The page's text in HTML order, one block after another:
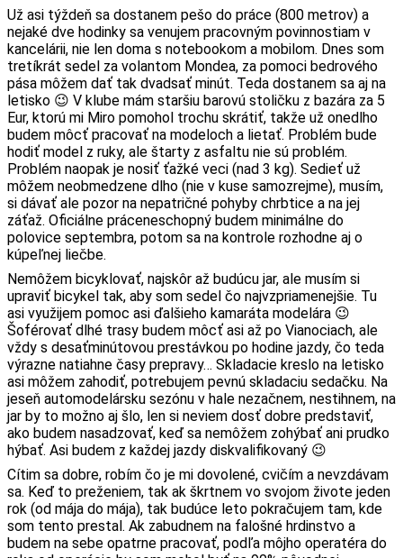
Už asi týždeň sa dostanem pešo do práce (800 metrov) a
nejaké dve hodinky sa venujem pracovným povinnostiam v
kancelárii, nie len doma s notebookom a mobilom. Dnes som
tretíkrát sedel za volantom Mondea, za pomoci bedrového
pása môžem dať tak dvadsať minút. Teda dostanem sa aj na
letisko 😉 V klube mám staršiu barovú stoličku z bazára za 5
Eur, ktorú mi Miro pomohol trochu skrátiť, takže už onedlho
budem môcť pracovať na modeloch a lietať. Problém bude
hodiť model z ruky, ale štarty z asfaltu nie sú problém.
Problém naopak je nosiť ťažké veci (nad 3 kg). Sedieť už
môžem neobmedzene dlho (nie v kuse samozrejme), musím,
si dávať ale pozor na nepatričné pohyby chrbtice a na jej
záťaž. Oficiálne práceneschopný budem minimálne do
polovice septembra, potom sa na kontrole rozhodne aj o
kúpeľnej liečbe.
Nemôžem bicyklovať, najskôr až budúcu jar, ale musím si
upraviť bicykel tak, aby som sedel čo najvzpriamenejšie. Tu
asi využijem pomoc asi ďalšieho kamaráta modelára 😉
Šoférovať dlhé trasy budem môcť asi až po Vianociach, ale
vždy s desaťminútovou prestávkou po hodine jazdy, čo teda
výrazne natiahne časy prepravy… Skladacie kreslo na letisko
asi môžem zahodiť, potrebujem pevnú skladaciu sedačku. Na
jeseň automodelársku sezónu v hale nezačnem, nestihnem, na
jar by to možno aj šlo, len si neviem dosť dobre predstaviť,
ako budem nasadzovať, keď sa nemôžem zohýbať ani prudko
hýbať. Asi budem z každej jazdy diskvalifikovaný 😉
Cítim sa dobre, robím čo je mi dovolené, cvičím a nevzdávam
sa. Keď to preženiem, tak ak škrtnem vo svojom živote jeden
rok (od mája do mája), tak budúce leto pokračujem tam, kde
som tento prestal. Ak zabudnem na falošné hrdinstvo a
budem na sebe opatrne pracovať, podľa môjho operatéra do